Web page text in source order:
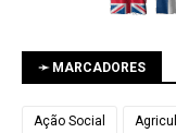
➛ MARCADORES
Ação Social